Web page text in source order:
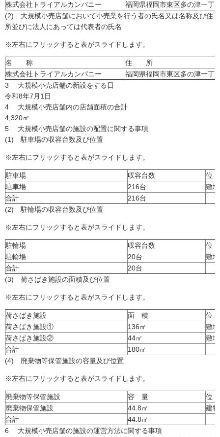
株式会社トライアルカンパニー
福岡県福岡市東区多の津一丁
(2) 大規模小売店舗において小売業を行う者の氏名又は名称及び住
所並びに法人にあっては代表者の氏名
※左右にフリックすると表がスライドします。
名 称
住 所
株式会社トライアルカンパニー
福岡県福岡市東区多の津一丁
3 大規模小売店舗の新設をする日
令和8年7月1日
4 大規模小売店舗内の店舗面積の合計
4,320㎡
5 大規模小売店舗の施設の配置に関する事項
(1) 駐車場の収容台数及び位置
※左右にフリックすると表がスライドします。
駐車場 収容台数
位
駐車場
216台
敷
合計
216台
(2) 駐輪場の収容台数及び位置
※左右にフリックすると表がスライドします。
駐輪場 収容台数
位
駐輪場
20台
敷
合計
20台
(3) 荷さばき施設の面積及び位置
※左右にフリックすると表がスライドします。
荷さばき施設 面 積
位
荷さばき施設①
136㎡
敷
荷さばき施設②
44㎡
敷
合計
180㎡
(4) 廃棄物等保管施設の容量及び位置
※左右にフリックすると表がスライドします。
廃棄物等保管施設 容 量
位
廃棄物保管施設
44.8㎥
建
合計
44.8㎥
6 大規模小売店舗の施設の運営方法に関する事項